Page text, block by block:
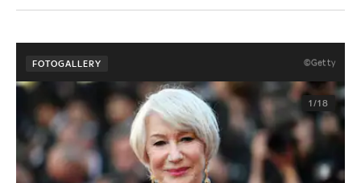
FOTOGALLERY ©Getty
1/18